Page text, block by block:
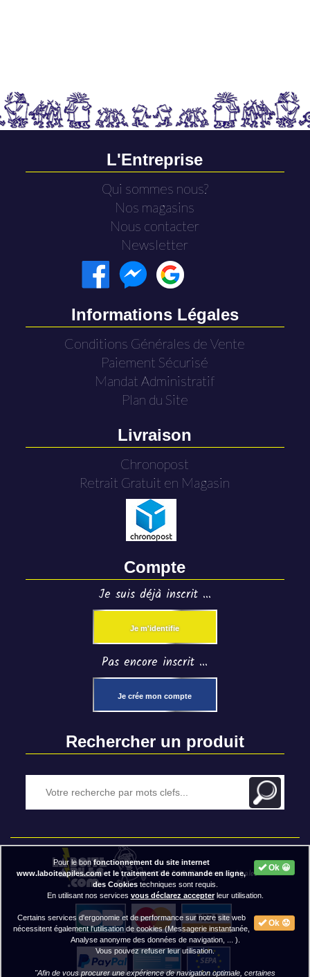
L'Entreprise
Qui sommes nous?
Nos magasins
Nous contacter
Newsletter
Informations Légales
Conditions Générales de Vente
Paiement Sécurisé
Mandat Administratif
Plan du Site
Livraison
Chronopost
Retrait Gratuit en Magasin
Compte
Je suis déjà inscrit ...
Je m'identifie
Pas encore inscrit ...
Je crée mon compte
Rechercher un produit
2020 BAP ⓒ - Mentions légales
Ok 😀
Pour le bonfonctionnement du site internet
www.laboiteapiles.com et le traitement de commande en ligne,
des Cookiestechniques sont requis.
En utilisant nos services vous déclarez accepterleur utilisation.
Ok 😟
Certains services d'ergonomie et de performance sur notre site web
nécessitent également l'utilisation de cookies (Messagerie instantanée,
Analyse anonyme des données de navigation, ... ).
Vous pouvez refuser leur utilisation.
"Afin de vous procurer une expérience de navigation optimale, certaines